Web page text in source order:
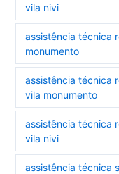
vila nivi
assistência técnica
monumento
assistência técnica
vila monumento
assistência técnica
vila nivi
assistência técnica